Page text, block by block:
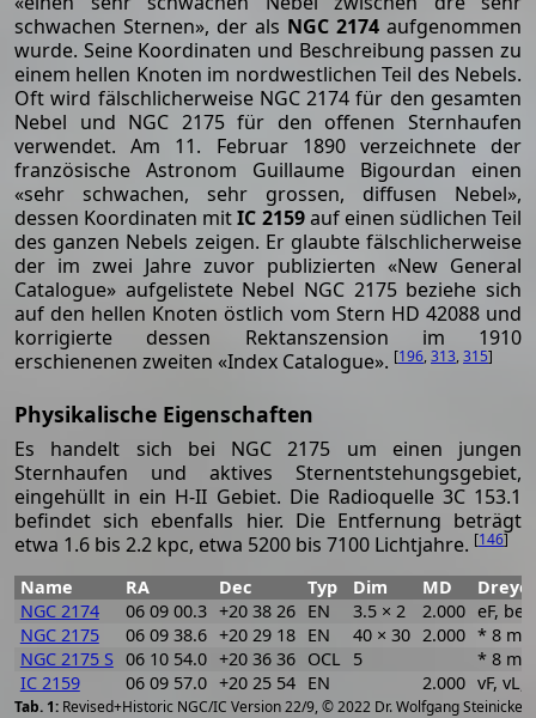
schwachen Sternen», der als NGC 2174 aufgenommen
wurde. Seine Koordinaten und Beschreibung passen zu
einem hellen Knoten im nordwestlichen Teil des Nebels.
Oft wird fälschlicherweise NGC 2174 für den gesamten
Nebel und NGC 2175 für den offenen Sternhaufen
verwendet. Am 11. Februar 1890 verzeichnete der
französische Astronom Guillaume Bigourdan einen
«sehr schwachen, sehr grossen, diffusen Nebel»,
dessen Koordinaten mitIC 2159auf einen südlichen Teil
des ganzen Nebels zeigen. Er glaubte fälschlicherweise
der im zwei Jahre zuvor publizierten «New General
Catalogue» aufgelistete Nebel NGC 2175 beziehe sich
auf den hellen Knoten östlich vom Stern HD 42088 und
korrigierte dessen Rektanszension im 1910
erschienenen zweiten «Index Catalogue». [196,313,315]
Physikalische Eigenschaften
Es handelt sich bei NGC 2175 um einen jungen
Sternhaufen und aktives Sternentstehungsgebiet,
eingehüllt in ein H-II Gebiet. Die Radioquelle 3C 153.1
befindet sich ebenfalls hier. Die Entfernung beträgt
etwa 1.6 bis 2.2 kpc, etwa 5200 bis 7100 Lichtjahre. [146]
Revised+Historic NGC/IC Version 22/9, © 2022 Dr. Wolfgang Steinicke
Name RA Dec Typ Dim MD
NGC 2174
06 09 00.3 +20 38 26 EN 3.5 × 2 2.000 eF, bet
NGC 2175
06 09 38.6 +20 29 18 EN 40 × 30 2.000 * 8 m
NGC 2175 S 06 10 54.0 +20 36 36 OCL 5
* 8 m
IC 2159
06 09 57.0 +20 25 54 EN 2.000 vF, vL,